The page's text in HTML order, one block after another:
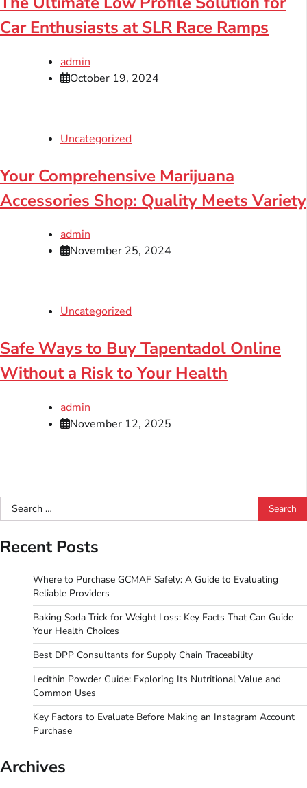
Car Enthusiasts at SLR Race Ramps
admin
October 19, 2024
Uncategorized
Your Comprehensive Marijuana
Accessories Shop: Quality Meets Variety
admin
November 25, 2024
Uncategorized
Safe Ways to Buy Tapentadol Online
Without a Risk to Your Health
admin
November 12, 2025
Search
for:
Recent Posts
Where to Purchase GCMAF Safely: A Guide to Evaluating
Reliable Providers
Baking Soda Trick for Weight Loss: Key Facts That Can Guide
Your Health Choices
Best DPP Consultants for Supply Chain Traceability
Lecithin Powder Guide: Exploring Its Nutritional Value and
Common Uses
Key Factors to Evaluate Before Making an Instagram Account
Purchase
Archives